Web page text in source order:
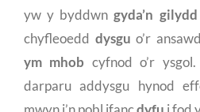
yw y byddwngyda’n gilydd
chyfleoedd dysgu o’r
ym mhob cyfnod o’r
darparu addysgu hynod